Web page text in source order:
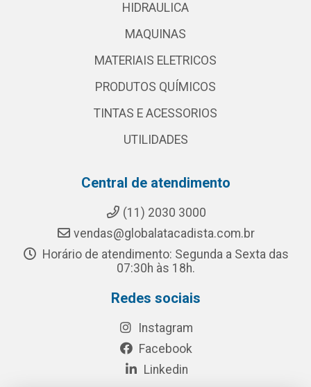
HIDRAULICA
MAQUINAS
MATERIAIS ELETRICOS
PRODUTOS QUÍMICOS
TINTAS E ACESSORIOS
UTILIDADES
Central de atendimento
(11) 2030 3000
vendas@globalatacadista.com.br
Horário de atendimento: Segunda a Sexta das
07:30h às 18h.
Redes sociais
Instagram
Facebook
Linkedin